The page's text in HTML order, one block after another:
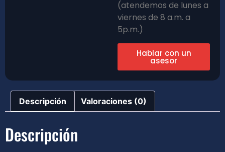
(atendemos de lunes a
viernes de 8 a.m. a
5p.m.)
Hablar con un
asesor
Descripción Valoraciones (0)
Descripción